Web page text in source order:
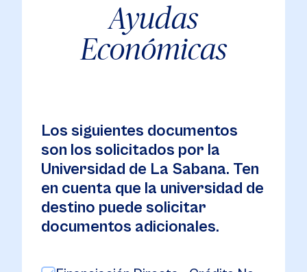
Ayudas
Económicas
Los siguientes documentos
son los solicitados por la
Universidad de La Sabana. Ten
en cuenta que la universidad de
destino puede solicitar
documentos adicionales.